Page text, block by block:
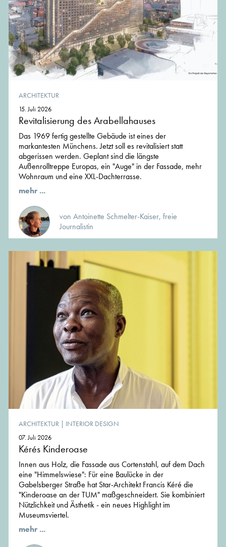
ARCHITEKTUR
15. Juli 2026
Revitalisierung des Arabellahauses
Das 1969 fertig gestellte Gebäude ist eines der
markantesten Münchens. Jetzt soll es revitalisiert statt
abgerissen werden. Geplant sind die längste
Außenrolltreppe Europas, ein "Auge" in der Fassade, mehr
Wohnraum und eine XXL-Dachterrasse.
mehr ...
von Antoinette Schmelter-Kaiser, freie
Journalistin
ARCHITEKTUR | INTERIOR DESIGN
07. Juli 2026
Kérés Kinderoase
Innen aus Holz, die Fassade aus Cortenstahl, auf dem Dach
eine "Himmelswiese": Für eine Baulücke in der
Gabelsberger Straße hat Star-Architekt Francis Kéré die
"Kinderoase an der TUM" maßgeschneidert. Sie kombiniert
Nützlichkeit und Ästhetik - ein neues Highlight im
Museumsviertel.
mehr ...